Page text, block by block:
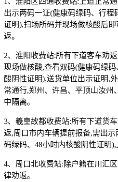
出示两码一证(健康码绿码、行程
证明),扫场所码并现场做核酸后
返。
2、淮阳收费站:所有下道客车劝
现场做核酸,查看双码(健康码绿
酸阴性证明),送货单位出示证明,
常通行,郑州、许昌、平顶山汝州
中隔离。
3、羲皇故都收费站:所有下道货
返,周口市内车辆提前报备,需出
码绿码、48小时内核酸阴性证明),
4、周口北收费站:除户籍在川汇
律劝返。